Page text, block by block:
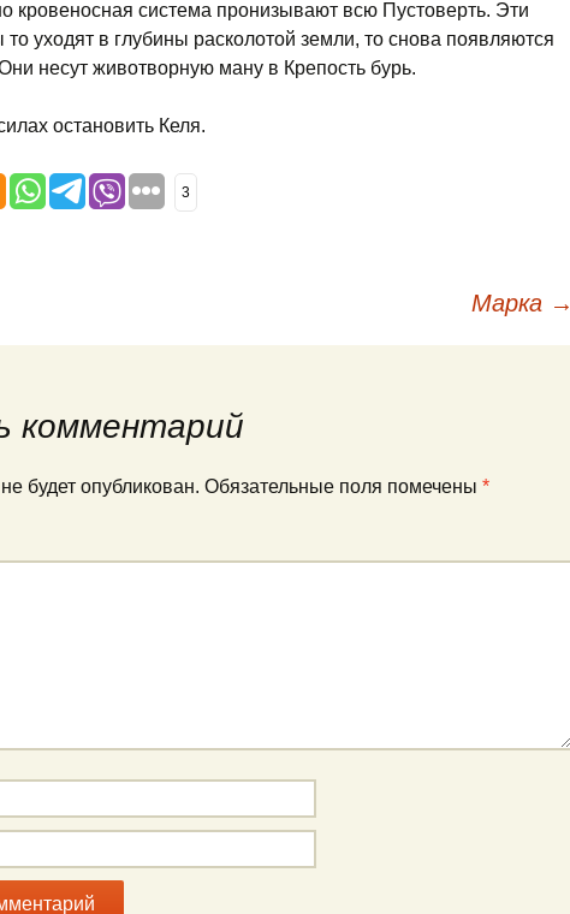
кровеносная система пронизывают всю Пустоверть. Эти
уходят в глубины расколотой земли, то снова появляются
несут животворную ману в Крепость бурь.
остановить Келя.
3
Марка →
комментарий
будет опубликован. Обязательные поля помечены *